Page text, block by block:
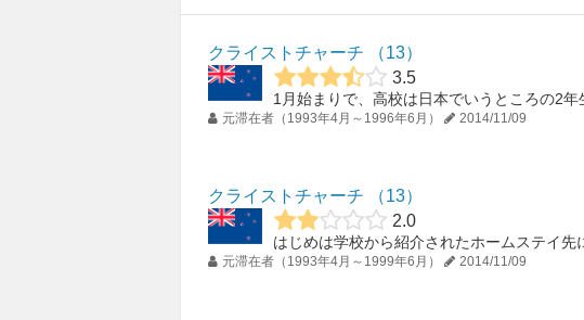
クライストチャーチ
13
3.5
元滞在者（1993年4月～1996年6月） 2014/11/09
クライストチャーチ
13
2.0
元滞在者（1993年4月～1999年6月） 2014/11/09